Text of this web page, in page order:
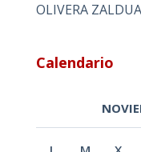
OLIVERA
Calendario